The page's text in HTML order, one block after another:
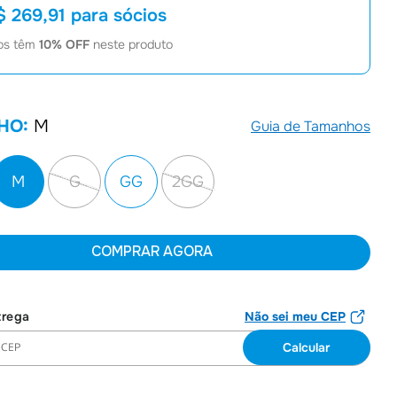
269,91 para sócios
têm10% OFF neste produto
M Guia de Tamanhos
M G GG 2GG
COMPRAR AGORA
Não sei meu CEP
7º
Joias
8º Moletom